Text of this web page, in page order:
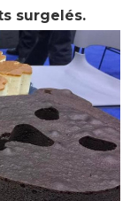
surgelés.